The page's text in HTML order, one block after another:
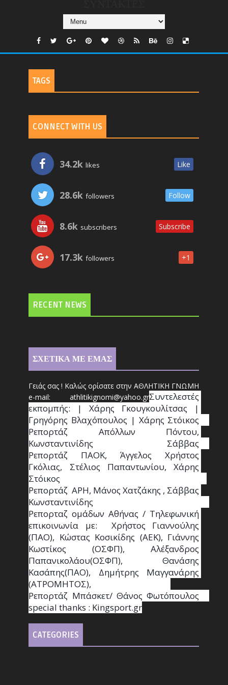
TAGS
CONNECT WITH US
34.2k likes Like
28.6k followers Follow
8.6k subscribers Subscribe
17.3k followers +1
RECENT NEWS
ΣΧΕΤΙΚΑ ΜΕ ΕΜΑΣ
Γειάς σας ! Καλώς ορίσατε στην ΑΘΛΗΤΙΚΗ ΓΝΩΜΗ
e-mail: athlitikignomi@yahoo.grΣυντελεστές
εκπομπής: | Χάρης Γκουγκουλίτσας |
Γρηγόρης Βλαχόπουλος | Χάρης Στόικος
Ρεπορτάζ Απόλλων Πόντου,
Κωνσταντινίδης   Σάββας
Ρεπορτάζ ΠΑΟΚ, Άγγελος Χρήστος
Γκόλιας, Στέλιος Παπαντωνίου, Χάρης
Στόικος
Ρεπορτάζ  ΑΡΗ, Μάνος Χατζάκης , Σάββας
Κωνσταντινίδης
Ρεπορταζ ομάδων Αθήνας / Τηλεφωνική
επικοινωνία με:  Χρήστος Γιαννούλης
(ΠΑΟ), Κώστας Κοσικίδης (ΑΕΚ), Γιάννης
Κωστίκος (ΟΣΦΠ), Αλέξανδρος
Παπανικολάου(ΟΣΦΠ), Θανάσης
Κασάπης(ΠΑΟ), Δημήτρης Μαγγανάρης
(ΑΤΡΟΜΗΤΟΣ),
Ρεπορτάζ Μπάσκετ/ Θάνος Φωτόπουλος
special thanks : Κingsport.gr
CATEGORIES